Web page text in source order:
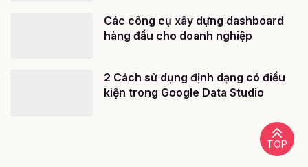
Các công cụ xây dựng dashboard
hàng đầu cho doanh nghiệp
2 Cách sử dụng định dạng có điều
kiện trong Google Data Studio
TOP